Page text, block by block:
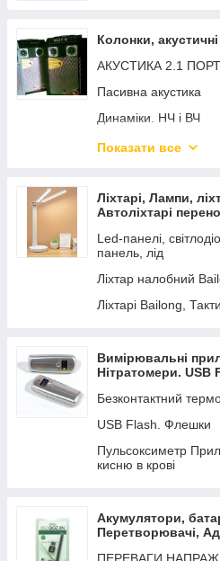
Колонки,
АКУСТИКА 2.1
Пасивна акустика
Динаміки. НЧ і ВЧ
Системи сповіщення
НАУШНИКИ
Акустика на
Динаміки — Драйвер
Автомобільні
Подвійні акустичні
Показати все
Ліхтарі, Лампи,
Автоліхтарі
Led-панелі,
панель, лід
Ліхтар налобний
Ліхтарі Bailong,
Вимірювальні
Нітратомери. USB
Безконтактний
USB Flash. Флешки
Пульсоксиметр
кисню в крові
Акумулятори,
Перетворювачі,